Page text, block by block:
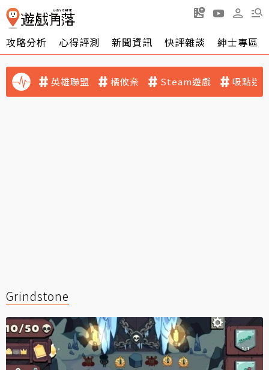
攻略分析 心得評測 新聞資訊 快評雜談 紳士專區
英雄聯盟 橘攸奈 Steam遊戲 吸點迷
Grindstone